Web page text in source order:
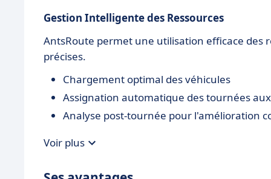
Gestion Intelligente des Ressources
AntsRoute permet une utilisation efficace des
précises.
Chargement optimal des véhicules
Assignation automatique des tournées
Analyse post-tournée pour l'amélioration
Voir plus